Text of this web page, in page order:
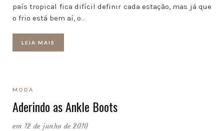
país tropical fica difícil definir cada estação, mas já que
o frio está bem aí, o…
LEIA MAIS
MODA
Aderindo as Ankle Boots
em 12 de junho de 2010